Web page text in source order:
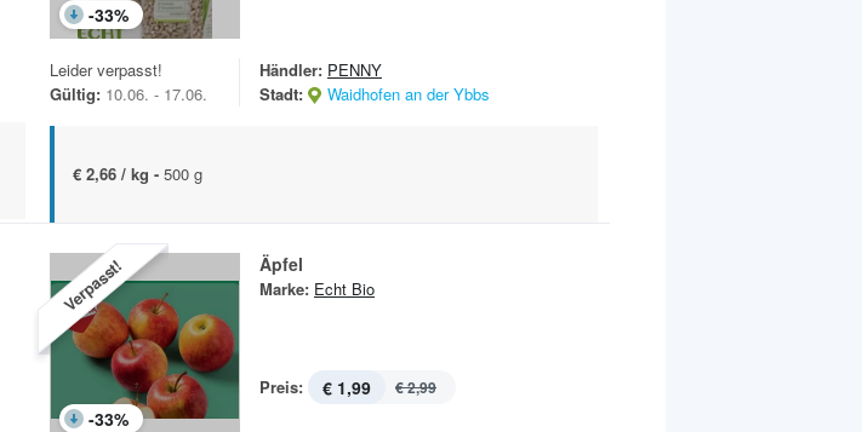
-33%
Leider verpasst!
Gültig: 10.06. - 17.06.
Händler: PENNY
Stadt:
Waidhofen an der Ybbs
€ 2,66 / kg - 500 g
Verpasst!
-33%
Äpfel
Marke: Echt Bio
Preis: € 1,99 € 2,99